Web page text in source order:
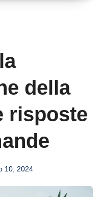
della
risposte
10, 2024